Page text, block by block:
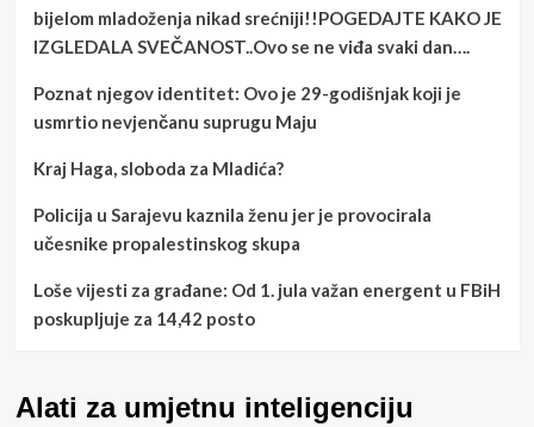
bijelom mladoženja nikad srećniji!!POGEDAJTE KAKO JE
IZGLEDALA SVEČANOST..Ovo se ne viđa svaki dan….
Poznat njegov identitet: Ovo je 29-godišnjak koji je
usmrtio nevjenčanu suprugu Maju
Kraj Haga, sloboda za Mladića?
Policija u Sarajevu kaznila ženu jer je provocirala
učesnike propalestinskog skupa
Loše vijesti za građane: Od 1. jula važan energent u FBiH
poskupljuje za 14,42 posto
Alati za umjetnu inteligenciju